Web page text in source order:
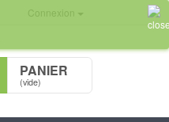
Connexion
PANIER
(vide)